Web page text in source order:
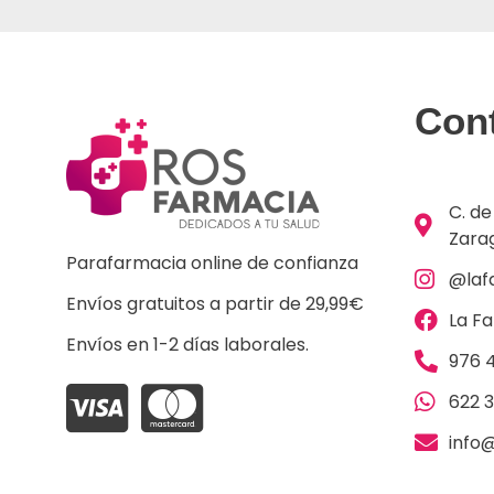
Parafarmacia online de confianza
Envíos gratuitos a partir de 29,99€
Envíos en 1-2 días laborales.
C.
La
976
622